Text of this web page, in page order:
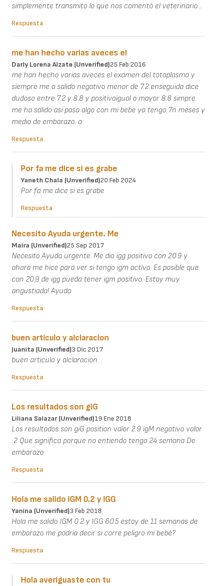
simplemente transmito lo que nos comentó el veterinario...
Respuesta
me han hecho varias aveces el
Darly Lorena Alzate (unverified)25 Feb 2016
me han hecho varias aveces el examen del totoplasma y
siempre me a salido negativo menor de 7.2 enseguida dice
dudoso entre 7.2 y 8.8 y positivoigual o mayor 8.8 simpre
me ha salido asi pasa algo con mi bebe ya tengo 7n meses y
medio de embarazo. o
Respuesta
Por fa me dice si es grabe
Yaneth Chala (unverified)20 Feb 2024
Por fa me dice si es grabe
Respuesta
Necesito Ayuda urgente. Me
Maira (unverified)25 Sep 2017
Necesito Ayuda urgente. Me dio igg positivo con 20.9 y
ahora me hice para ver si tengo igm activo. Es posible que
con 20.9 de igg pueda tener igm positivo. Estoy muy
angustiada! Ayuda
Respuesta
buen articulo y alclaracion
Juanita (unverified)3 Dic 2017
buen articulo y alclaracion
Respuesta
Los resultados son giG
Liliana Salazar (unverified)19 Ene 2018
Los resultados son giG position valor 2.9 igM negativo valor
.2 Que significa porque no entiendo tengo 24 semana De
embarazo
Respuesta
Hola me salido IGM 0.2 y IGG
Yanina (unverified)3 Feb 2018
Hola me salido IGM 0.2 y IGG 60.5 estoy de 11 semanas de
embarazo me podría decir si corre peligro mí bebé?
Respuesta
Hola averiguaste con tu